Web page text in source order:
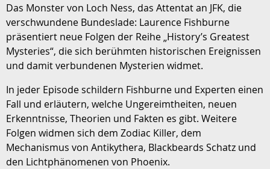
Das Monster von Loch Ness, das Attentat an JFK, die
verschwundene Bundeslade: Laurence Fishburne
präsentiert neue Folgen der Reihe „History’s Greatest
Mysteries“, die sich berühmten historischen Ereignissen
und damit verbundenen Mysterien widmet.
In jeder Episode schildern Fishburne und Experten einen
Fall und erläutern, welche Ungereimtheiten, neuen
Erkenntnisse, Theorien und Fakten es gibt. Weitere
Folgen widmen sich dem Zodiac Killer, dem
Mechanismus von Antikythera, Blackbeards Schatz und
den Lichtphänomenen von Phoenix.